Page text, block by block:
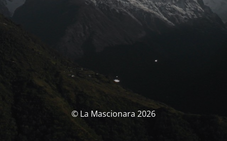
© La Mascionara 2026